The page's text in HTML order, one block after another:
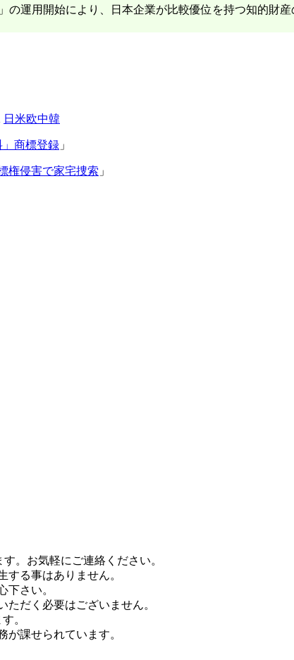
運用開始により、日本企業が比較優位を持つ知的財
日米欧中韓
商標登録 」
権侵害で家宅捜索 」
。お気軽にご連絡ください。
する事はありません。
下さい。
だく必要はございません。
。
課せられています。